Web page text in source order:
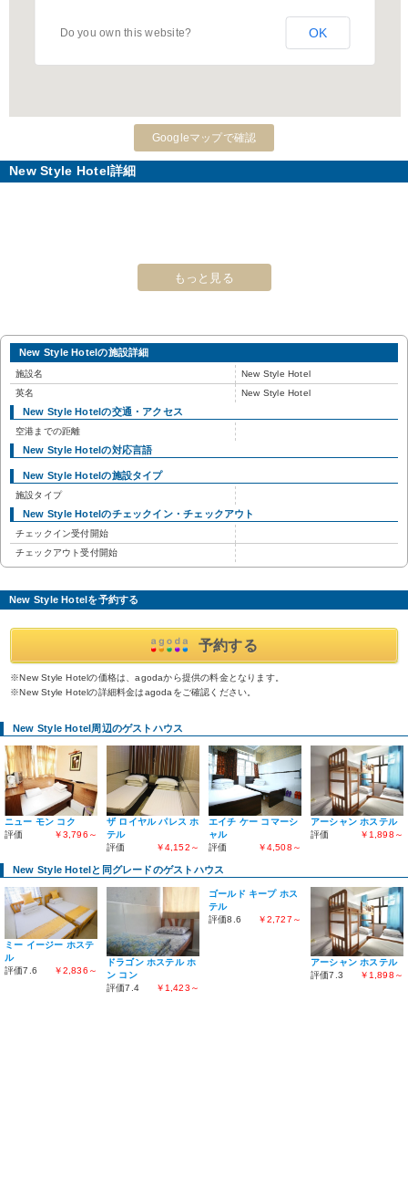
Do you own this website? OK
Googleマップで確認
New Style Hotel詳細
もっと見る
New Style Hotelの施設詳細
施設名
New Style Hotel
英名
New Style Hotel
New Style Hotelの交通・アクセス
空港までの距離
New Style Hotelの対応言語
New Style Hotelの施設タイプ
施設タイプ
New Style Hotelのチェックイン・チェックアウト
チェックイン受付開始
チェックアウト受付開始
New Style Hotelを予約する
予約する
※New Style Hotelの価格は、agodaから提供の料金となります。
※New Style Hotelの詳細料金はagodaをご確認ください。
New Style Hotel周辺のゲストハウス
ニュー モン コク
評価
￥3,796～
ザ ロイヤル パレス ホ
テル
評価
￥4,152～
エイチ ケー コマーシ
ャル
評価
￥4,508～
アーシャン ホステル
評価
￥1,898～
New Style Hotelと同グレードのゲストハウス
ミー イージー ホステ
ル
評価7.6
￥2,836～
ドラゴン ホステル ホ
ン コン
評価7.4
￥1,423～
ゴールド キープ ホス
テル
評価8.6
￥2,727～
アーシャン ホステル
評価7.3
￥1,898～